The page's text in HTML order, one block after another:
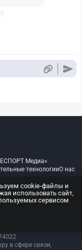
Медиа»
технологииО нас
защищены
средств массовой
022
в сфере связи,
cookie-файлы и
использовать сайт,
сервисом